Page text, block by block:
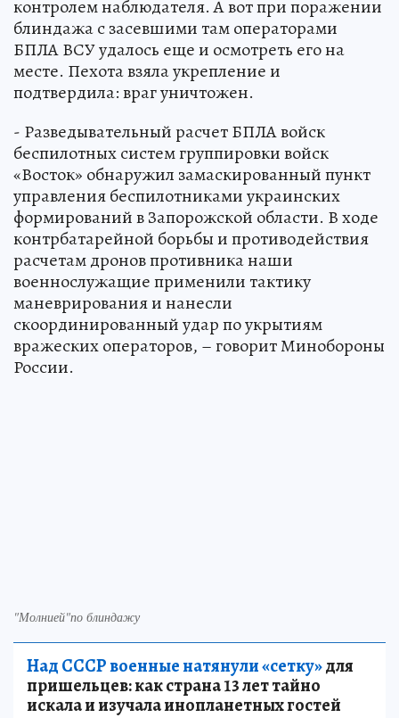
контролем наблюдателя. А вот при поражении
блиндажа с засевшими там операторами
БПЛА ВСУ удалось еще и осмотреть его на
месте. Пехота взяла укрепление и
подтвердила: враг уничтожен.
- Разведывательный расчет БПЛА войск
беспилотных систем группировки войск
«Восток» обнаружил замаскированный пункт
управления беспилотниками украинских
формирований в Запорожской области. В ходе
контрбатарейной борьбы и противодействия
расчетам дронов противника наши
военнослужащие применили тактику
маневрирования и нанесли
скоординированный удар по укрытиям
вражеских операторов, – говорит Минобороны
России.
"Молнией"по блиндажу
Над СССР военные натянули «сетку»для
пришельцев: как страна 13 лет тайно
искала и изучала инопланетных гостей